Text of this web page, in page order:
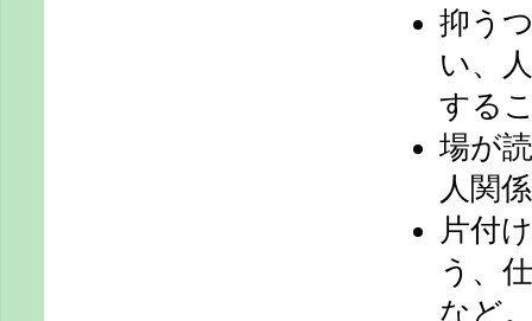
抑う
い、
する
場が
人関
片付
う、
など